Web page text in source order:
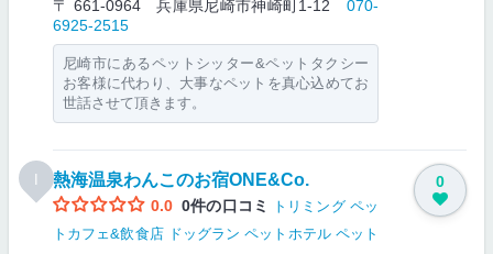
〒 661-0964 兵庫県尼崎市神崎町1‐12 070-
6925-2515
尼崎市にあるペットシッター&ペットタクシー
お客様に代わり、大事なペットを真心込めてお
世話させて頂きます。
熱海温泉わんこのお宿ONE&Co.
0.0 0件の口コミ トリミング ペッ
トカフェ&飲食店 ドッグラン ペットホテル ペット
0